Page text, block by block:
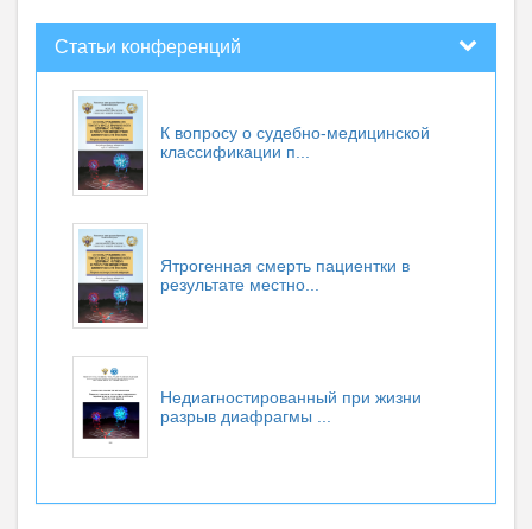
Статьи конференций
К вопросу о судебно-медицинской
классификации п...
Ятрогенная смерть пациентки в
результате местно...
Недиагностированный при жизни
разрыв диафрагмы ...